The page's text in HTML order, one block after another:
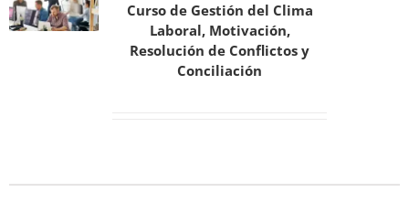
Curso de Gestión del Clima
Laboral, Motivación,
Resolución de Conflictos y
Conciliación